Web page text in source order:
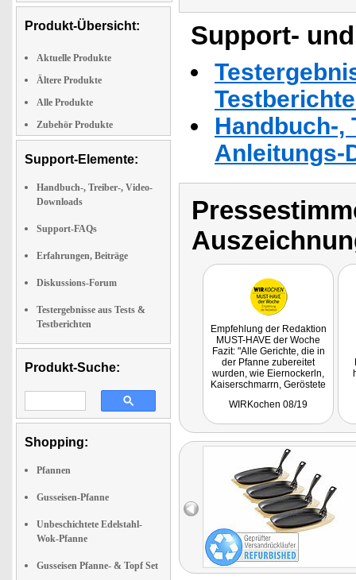
Produkt-Übersicht:
Aktuelle Produkte
Ältere Produkte
Alle Produkte
Zubehör Produkte
Support-Elemente:
Handbuch-, Treiber-, Video-
Downloads
Support-FAQs
Erfahrungen, Beiträge
Diskussions-Forum
Testergebnisse aus Tests &
Testberichten
Produkt-Suche:
Shopping:
Pfannen
Gusseisen-Pfanne
Unbeschichtete Edelstahl-
Wok-Pfanne
Gusseisen Pfanne- & Topf Set
Support-
Handbuch-,
Anleitungs-
Empfehlung der Redaktion
MUST-HAVE der Woche
Fazit: "Alle Gerichte, die in
der Pfanne zubereitet
wurden, wie Eiernockerln,
Kaiserschmarrn, Geröstete
Eierschwammerl-Gröstl,
einfach nur Bratkartoffeln
gelangen perfekt, da die
Wärmeverteilung der
Pfanne wirklich ideal ist. Die
Gerichte sind im
Handumdrehen gemacht.
Variieren Sie Zutaten, die
gerade zuhause vorrätig
sind, würzen diese und
zaubern Sie mit der
Pfannen neue, individuelle
Gerichte!"
WIRKochen 08/19